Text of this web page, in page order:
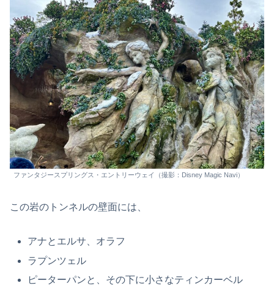
ファンタジースプリングス・エントリーウェイ（撮影：Disney Magic Navi）
この岩のトンネルの壁面には、
アナとエルサ、オラフ
ラプンツェル
ピーターパンと、その下に小さなティンカーベル